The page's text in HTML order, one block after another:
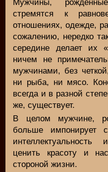
Мужчины,
стремятся к
отношениях, одежде,
сожалению, нередко
середине делает их
ничем не
мужчинами, без
ни рыба, ни мясо.
всегда и в разной
же, существует.
В целом мужчине,
больше импонирует
ценить красоту и
стороной жизни.